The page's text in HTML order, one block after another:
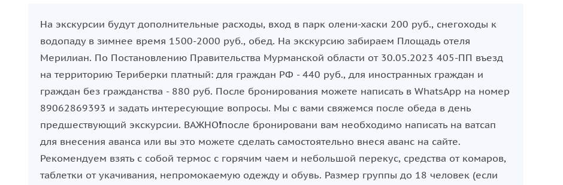
На экскурсии будут дополнительные расходы, вход в парк олени-хаски 200 руб., снегоходы к
водопаду в зимнее время 1500-2000 руб., обед. На экскурсию забираем Площадь отеля
Мерилиан. По Постановлению Правительства Мурманской области от 30.05.2023 405-ПП въезд
на территорию Териберки платный: для граждан РФ - 440 руб., для иностранных граждан и
граждан без гражданства - 880 руб. После бронирования можете написать в WhatsApp на номер
89062869393 и задать интересующие вопросы. Мы с вами свяжемся после обеда в день
предшествующий экскурсии. ВАЖНО❗️после бронировани вам необходимо написать на ватсап
для внесения аванса или вы это можете сделать самостоятельно внеся аванс на сайте.
Рекомендуем взять с собой термос с горячим чаем и небольшой перекус, средства от комаров,
таблетки от укачивания, непромокаемую одежду и обувь. Размер группы до 18 человек (если